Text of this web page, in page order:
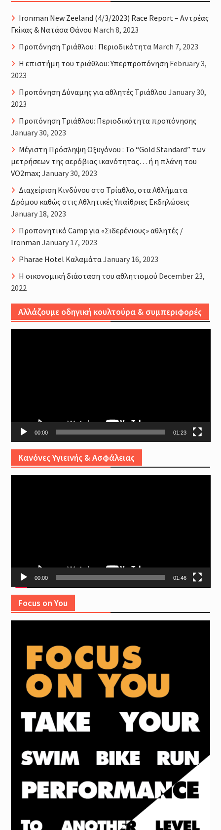
Ironman New Zeeland (4/3/2023) Race Report – Αντρέας
Γκίκας & Νατάσα Θάνου March 8, 2023
Προπόνηση Τριάθλου : Περιοδικότητα March 7, 2023
H επιστήμη του τριάθλου: Υπερπροπόνηση February 3,
2023
Προπόνηση Δύναμης για αθλητές Τριάθλου January 30,
2023
Προπόνηση Τριάθλου: Περιοδικότητα προπόνησης
January 30, 2023
Μέγιστη Πρόσληψη Οξυγόνου : Το “Gold Standard” των
μετρήσεων της αερόβιας ικανότητας… ή η πλάνη του
VO2max; January 30, 2023
Διαχείριση Κινδύνου στο Τρίαθλο, στα Αθλήματα
Δρόμου καθώς στις Αθλητικές Υπαίθριες Εκδηλώσεις
January 18, 2023
Προπονητικό Camp για «Σιδερένιους» αθλητές /
Ironman January 17, 2023
Pharae Hotel ΚαλαμάταJanuary 16, 2023
Η οικονομική διάσταση του αθλητισμού December 23,
2022
Αλλάζουμε οδηγική κουλτούρα & συμπεριφορές
00:00 01:23
Κανόνες Υγιεινής & Ασφάλειας
00:00 01:46
Focus on You